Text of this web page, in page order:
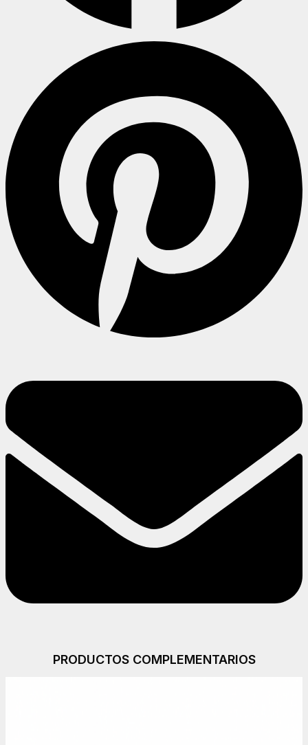
PRODUCTOS COMPLEMENTARIOS